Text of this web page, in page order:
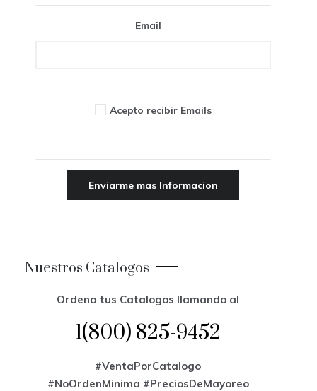
Email
Acepto recibir Emails
Nuestros Catalogos
Ordena tus Catalogos llamando al
1(800) 825-9452
#VentaPorCatalogo
#NoOrdenMinima #PreciosDeMayoreo